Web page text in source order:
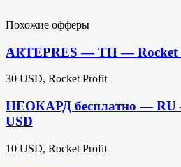
Похожие офферы
ARTEPRES — TH —
30 USD, Rocket Profit
НЕОКАРД бесплатно — RU
USD
10 USD, Rocket Profit